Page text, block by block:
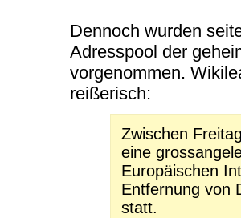
Dennoch wurden
Adresspool der
vorgenommen.
reißerisch:
Zwischen
eine
Europäischen
Entfernung von
statt.